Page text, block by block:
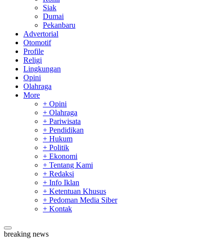
Siak
Dumai
Pekanbaru
Advertorial
Otomotif
Profile
Religi
Lingkungan
Opini
Olahraga
More
+ Opini
+ Olahraga
+ Pariwisata
+ Pendidikan
+ Hukum
+ Politik
+ Ekonomi
+ Tentang Kami
+ Redaksi
+ Info Iklan
+ Ketentuan Khusus
+ Pedoman Media Siber
+ Kontak
breaking news